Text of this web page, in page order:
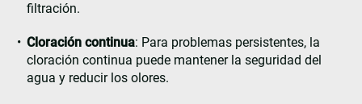
filtración.
Cloración continua: Para problemas persistentes, la
cloración continua puede mantener la seguridad del
agua y reducir los olores.